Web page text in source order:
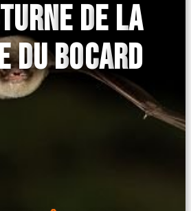
DE LA
DU BOCARD